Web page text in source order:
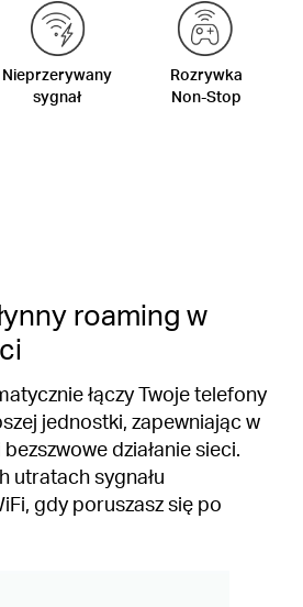
Nieprzerywany
sygnał
Rozrywka
Non-Stop
roaming w
łączy Twoje telefony
jednostki, zapewniając w
działanie sieci.
utratach sygnału
gdy poruszasz się po